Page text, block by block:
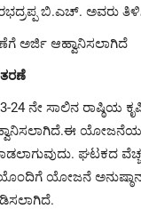
ಬಿ.ಎಚ್. ಅವರು
ಅರ್ಜಿ ಆಹ್ವಾನಿಸಲಾಗಿದೆ
24 ನೇ ಸಾಲಿನ
ಘಟಕದ
ಯೋಜನೆ